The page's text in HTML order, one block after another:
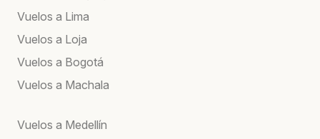
Vuelos a Lima
Vuelos a Loja
Vuelos a Bogotá
Vuelos a Machala
Vuelos a Medellín